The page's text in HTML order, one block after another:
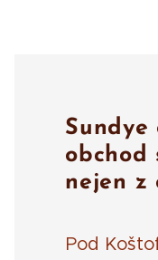
obchod
nejen z
Pod